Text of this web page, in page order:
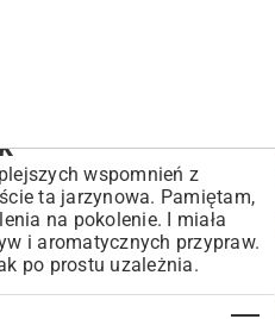
wspomnień z
ta jarzynowa. Pamiętam,
na pokolenie. I miała
i aromatycznych przypraw.
po prostu uzależnia.